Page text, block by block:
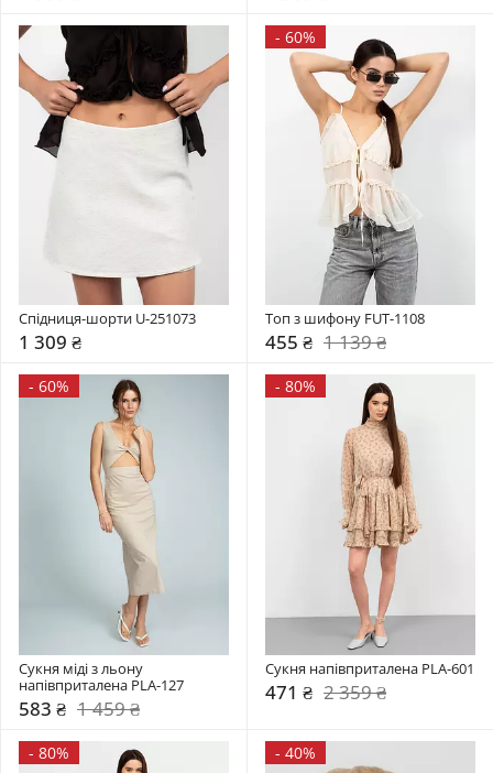
Спідниця-шорти U-251073
1 309 ₴
- 60%
Топ з шифону FUT-1108
455 ₴ 1 139 ₴
- 60%
Сукня міді з льону
напівприталена PLA-127
583 ₴ 1 459 ₴
- 80%
Сукня напівприталена PLA-601
471 ₴ 2 359 ₴
- 80% - 40%